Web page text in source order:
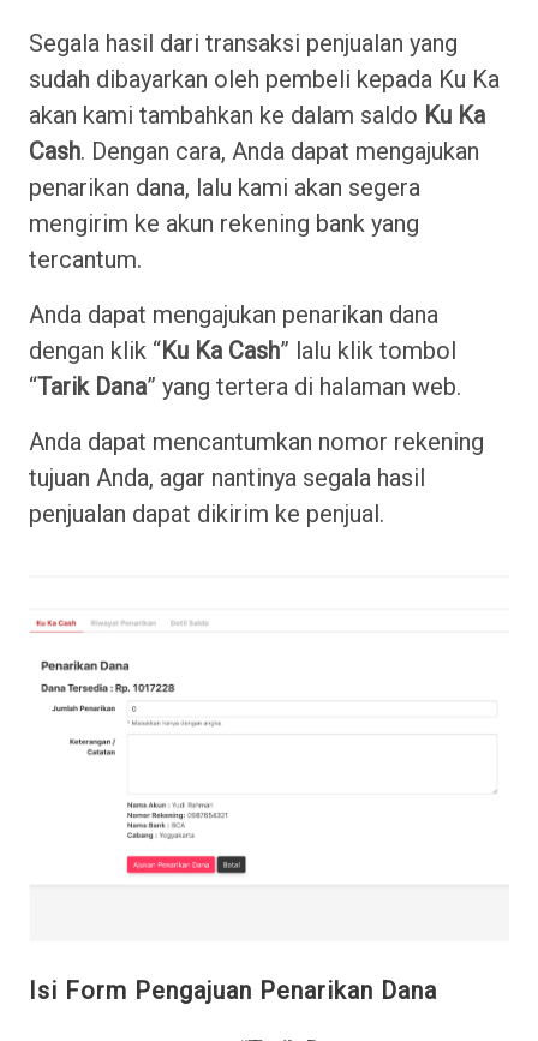
Segala hasil dari transaksi penjualan yang
sudah dibayarkan oleh pembeli kepada Ku Ka
akan kami tambahkan ke dalam saldo Ku Ka
Cash. Dengan cara, Anda dapat mengajukan
penarikan dana, lalu kami akan segera
mengirim ke akun rekening bank yang
tercantum.
Anda dapat mengajukan penarikan dana
dengan klik “Ku Ka Cash” lalu klik tombol
“Tarik Dana” yang tertera di halaman web.
Anda dapat mencantumkan nomor rekening
tujuan Anda, agar nantinya segala hasil
penjualan dapat dikirim ke penjual.
Isi Form Pengajuan Penarikan Dana